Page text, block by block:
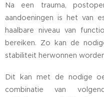
Na een trauma,
aandoeningen is het van
haalbare niveau van
bereiken. Zo kan de
stabiliteit herwonnen
Dit kan met de nodige
combinatie van